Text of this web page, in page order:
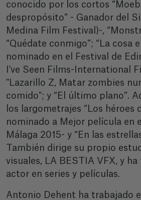
conocido por los cortos
despropósito” - Ganador del
Medina Film Festival)-,
“Quédate conmigo”; “La cosa
nominado en el Festival de
I've Seen Films-International
"Lazarillo Z, Matar zombies
comido"; y “El último plano”.
los largometrajes “Los héroes
nominado a Mejor película en
Málaga 2015- y “En las
También dirige su propio
visuales, LA BESTIA VFX, y
actor en series y películas.
Antonio Dehent ha trabajado